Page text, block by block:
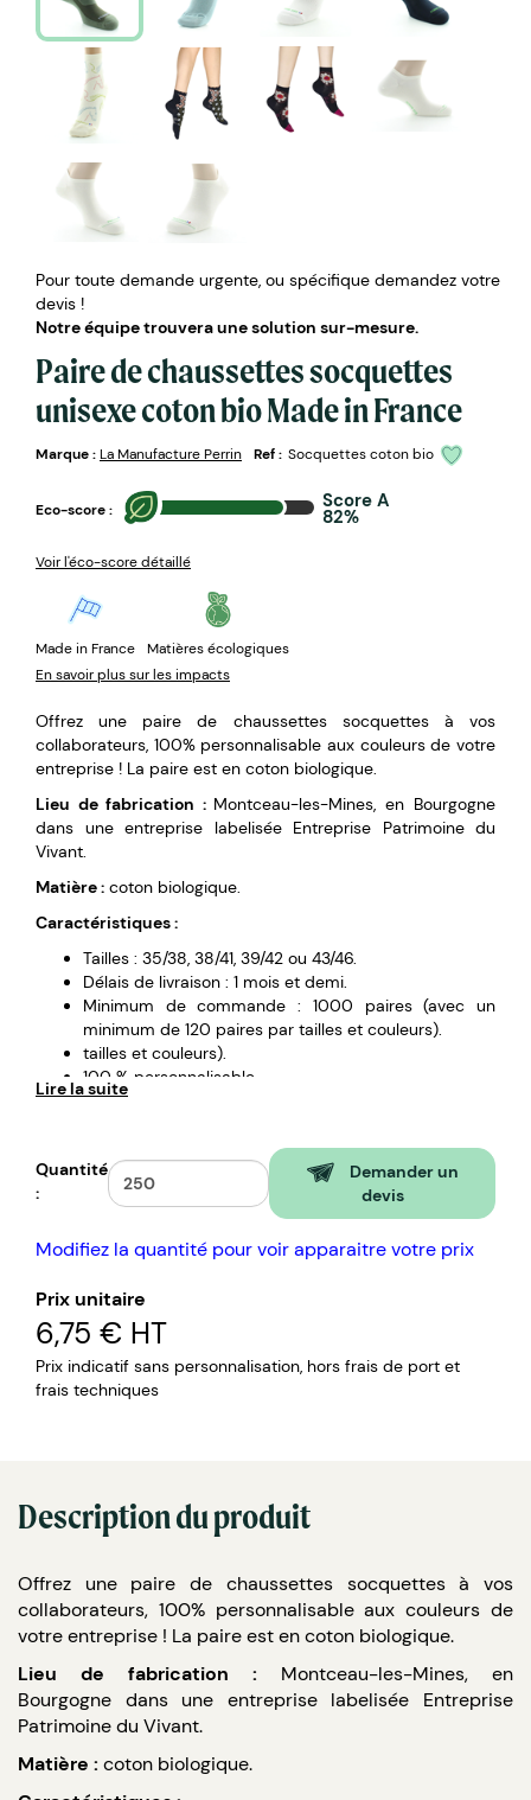
Pour toute demande urgente, ou spécifique demandez votre
devis !
Notre équipe trouvera une solution sur-mesure.
Paire de chaussettes socquettes
unisexe coton bio Made in France
Marque :La Manufacture Perrin Ref : Socquettes coton bio
Eco-score : Score A
82%
Voir l'éco-score détaillé
Made in France
Matières écologiques
En savoir plus sur les impacts
Offrez une paire de chaussettes socquettes à vos
collaborateurs, 100% personnalisable aux couleurs de votre
entreprise ! La paire est en coton biologique.
Lieu de fabrication : Montceau-les-Mines, en Bourgogne
dans une entreprise labelisée Entreprise Patrimoine du
Vivant.
Matière : coton biologique.
Caractéristiques :
Tailles : 35/38, 38/41, 39/42 ou 43/46.
Délais de livraison : 1 mois et demi.
Minimum de commande : 1000 paires (avec un
minimum de 120 paires par tailles et couleurs).
tailles et couleurs).
100 % personnalisable.
Cavalier personnalisé en carton inclus (petite
marque, les infos produit et le logo).
Lire la suite
Quantité
:
Demander un
devis
Modifiez la quantité pour voir apparaitre votre prix
Prix unitaire
6,75 € HT
Prix indicatif sans personnalisation, hors frais de port et
frais techniques
Description du produit
Offrez une paire de chaussettes socquettes à vos
collaborateurs, 100% personnalisable aux couleurs de
votre entreprise ! La paire est en coton biologique.
Lieu de fabrication : Montceau-les-Mines, en
Bourgogne dans une entreprise labelisée Entreprise
Patrimoine du Vivant.
Matière : coton biologique.